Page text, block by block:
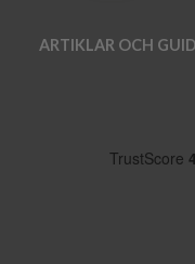
ARTIKLAR OCH